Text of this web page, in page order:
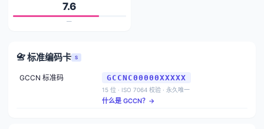
7.6
—
📇 标准编码卡 S
GCCN 标准码 GCCNC00000XXXXX
15 位 · ISO 7064 校验 · 永久唯一
什么是 GCCN？→